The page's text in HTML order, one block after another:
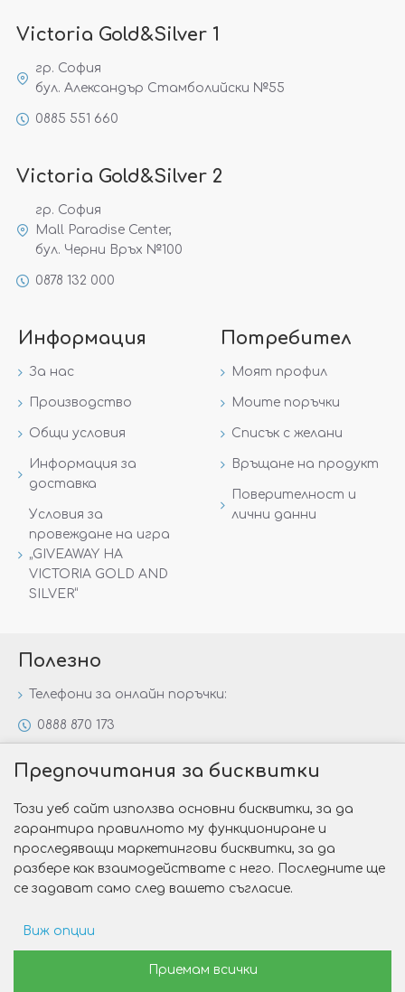
Victoria Gold&Silver 1
гр. София
бул. Александър Стамболийски №55
0885 551 660
Victoria Gold&Silver 2
гр. София
Mall Paradise Center,
бул. Черни Връх №100
0878 132 000
Информация
За нас
Производство
Общи условия
Информация за
доставка
Условия за
провеждане на игра
„GIVEAWAY НА
VICTORIA GOLD AND
SILVER“
Потребител
Моят профил
Моите поръчки
Списък с желани
Връщане на продукт
Поверителност и
лични данни
Полезно
Телефони за онлайн поръчки:
0888 870 173
Специални предложения
Защо да изберете Victoria Gold&Silver?
Как да изберем годежен пръстен?
Изработка на сайт от Web R Solution®
Предпочитания за бисквитки
Този уеб сайт използва основни бисквитки, за да
гарантира правилното му функциониране и
проследяващи маркетингови бисквитки, за да
разбере как взаимодействате с него. Последните ще
се задават само след вашето съгласие.
Виж опции
Рекламни предпочитанияПриемам всички